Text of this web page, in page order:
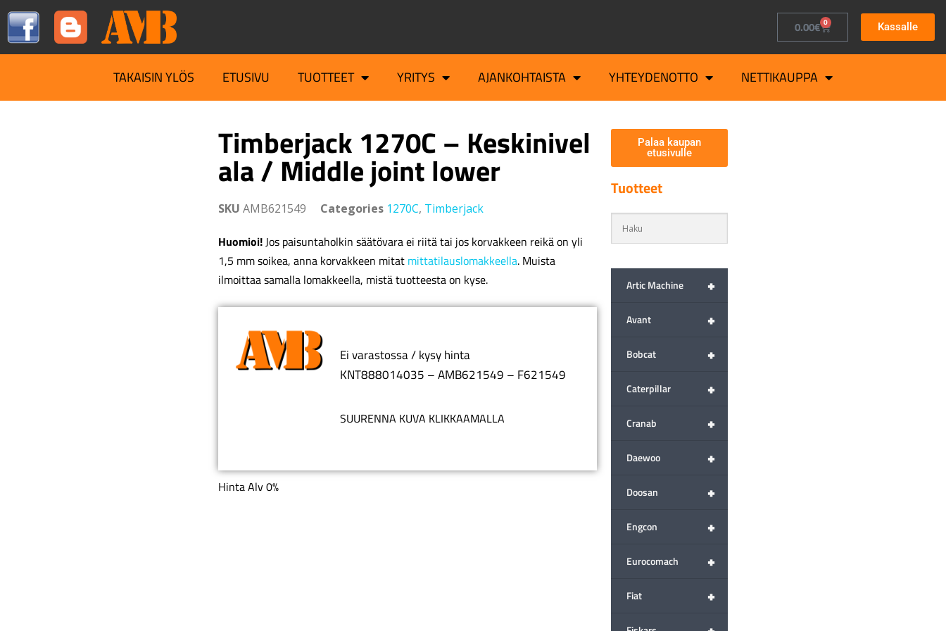
0.00€ 0 Kassalle
TAKAISIN YLÖS ETUSIVU TUOTTEET YRITYS AJANKOHTAISTA YHTEYDENOTTO NETTIKAUPPA
Timberjack 1270C – Keskinivel
ala / Middle joint lower
SKU AMB621549 Categories 1270C, Timberjack
Huomioi!Jos paisuntaholkin säätövara ei riitä tai jos korvakkeen reikä on yli
1,5 mm soikea, anna korvakkeen mitat mittatilauslomakkeella. Muista
ilmoittaa samalla lomakkeella, mistä tuotteesta on kyse.
Ei varastossa / kysy hinta
KNT888014035 – AMB621549 – F621549
SUURENNA KUVA KLIKKAAMALLA
Hinta Alv 0%
Palaa kaupan
etusivulle
Tuotteet
+
Artic Machine
+
Avant
+
Bobcat
+
Caterpillar
+
Cranab
+
Daewoo
+
Doosan
+
Engcon
+
Eurocomach
+
Fiat